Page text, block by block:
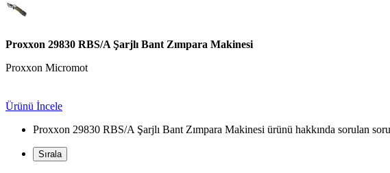
Proxxon 29830 RBS/A Şarjlı Bant Zımpara Makinesi
Proxxon Micromot
Ürünü İncele
Proxxon 29830 RBS/A Şarjlı Bant Zımpara Makinesi ürünü hakkında sorulan
Sırala